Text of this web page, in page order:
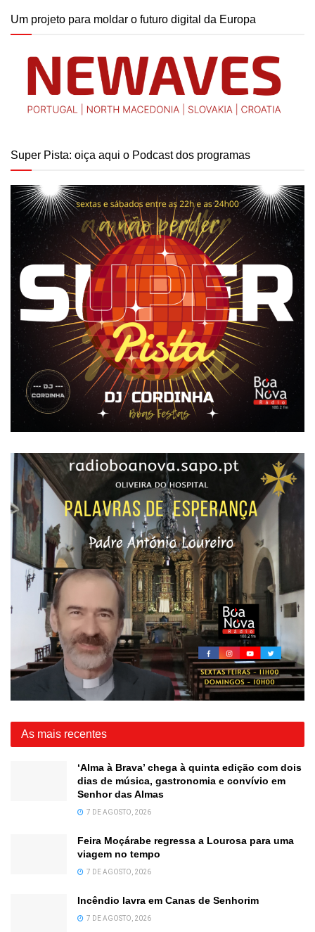
Um projeto para moldar o futuro digital da Europa
Super Pista: oiça aqui o Podcast dos programas
As mais recentes
‘Alma à Brava’ chega à quinta edição com dois
dias de música, gastronomia e convívio em
Senhor das Almas
7 DE AGOSTO, 2026
Feira Moçárabe regressa a Lourosa para uma
viagem no tempo
7 DE AGOSTO, 2026
Incêndio lavra em Canas de Senhorim
7 DE AGOSTO, 2026